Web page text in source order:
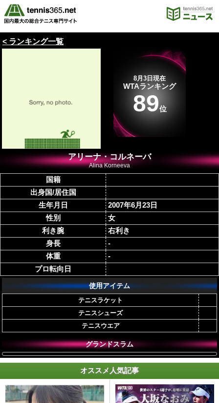
< ランキング一覧
8月3日現在
WTAランキング
89位
アリーナ・コルネーバ
Alina Korneeva
国籍
出身国/居住国
生年月日
2007年6月23日
性別
女
利き腕
右利き
身長
-
体重
-
プロ転向日
使用アイテム
テニスラケット
テニスシューズ
テニスウエア
グランドスラム
オススメ人気記事